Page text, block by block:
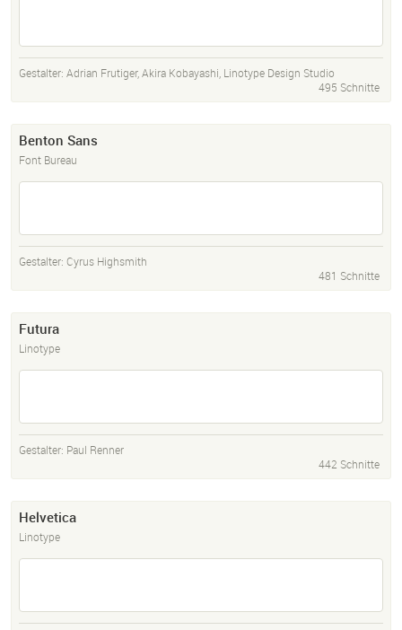
Gestalter: Adrian Frutiger,Akira Kobayashi, Linotype Design Studio
495 Schnitte
Benton Sans
Font Bureau
Gestalter: Cyrus Highsmith
481 Schnitte
Futura
Linotype
Gestalter: Paul Renner
442 Schnitte
Helvetica
Linotype